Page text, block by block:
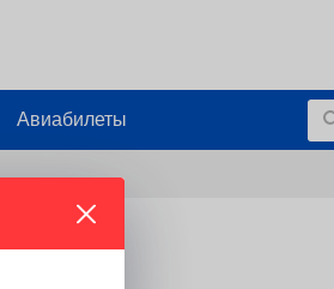
Авиабилеты